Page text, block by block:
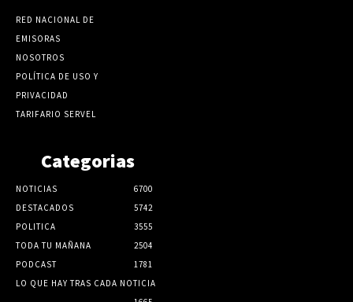
RED NACIONAL DE
EMISORAS
NOSOTROS
POLÍTICA DE USO Y
PRIVACIDAD
TARIFARIO SERVEL
Categorias
NOTICIAS
6700
DESTACADOS
5742
POLITICA
3555
TODA TU MAÑANA
2504
PODCAST
1781
LO QUE HAY TRAS CADA NOTICIA